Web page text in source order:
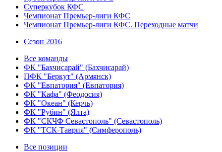
Суперкубок КФС
Чемпионат Премьер-лиги КФС
Чемпионат Премьер-лиги КФС. Переходные матчи
Сезон 2016
Все команды
ФК "Бахчисарай" (Бахчисарай)
ПФК "Беркут" (Армянск)
ФК "Евпатория" (Евпатория)
ФК "Кафа" (Феодосия)
ФК "Океан" (Керчь)
ФК "Рубин" (Ялта)
ФК "СКЧФ Севастополь" (Севастополь)
ФК "ТСК-Таврия" (Симферополь)
Все позиции